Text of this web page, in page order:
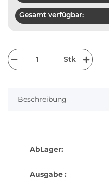
Gesamt verfügbar:
Stk
Beschreibung
AbLager:
Ausgabe :